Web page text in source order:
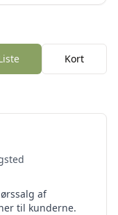
Kort
af
til kunderne.